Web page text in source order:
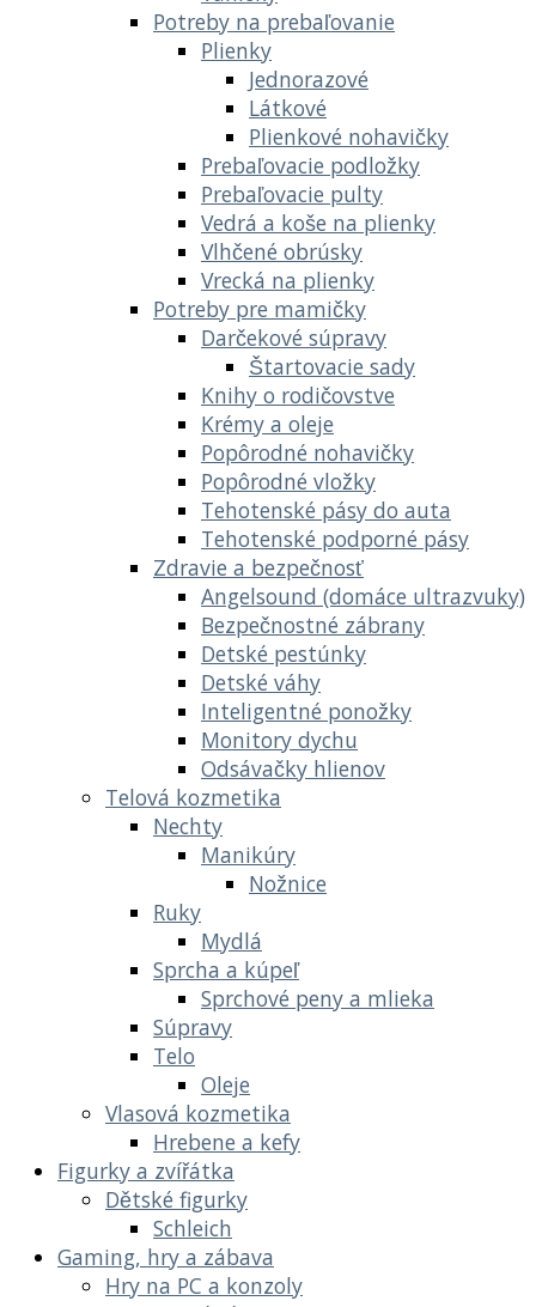
Potreby na prebaľovanie
Plienky
Jednorazové
Látkové
Plienkové nohavičky
Prebaľovacie podložky
Prebaľovacie pulty
Vedrá a koše na plienky
Vlhčené obrúsky
Vrecká na plienky
Potreby pre mamičky
Darčekové súpravy
Štartovacie sady
Knihy o rodičovstve
Krémy a oleje
Popôrodné nohavičky
Popôrodné vložky
Tehotenské pásy do auta
Tehotenské podporné pásy
Zdravie a bezpečnosť
Angelsound (domáce ultrazvuky)
Bezpečnostné zábrany
Detské pestúnky
Detské váhy
Inteligentné ponožky
Monitory dychu
Odsávačky hlienov
Telová kozmetika
Nechty
Manikúry
Nožnice
Ruky
Mydlá
Sprcha a kúpeľ
Sprchové peny a mlieka
Súpravy
Telo
Oleje
Vlasová kozmetika
Hrebene a kefy
Figurky a zvířátka
Dětské figurky
Schleich
Gaming, hry a zábava
Hry na PC a konzoly